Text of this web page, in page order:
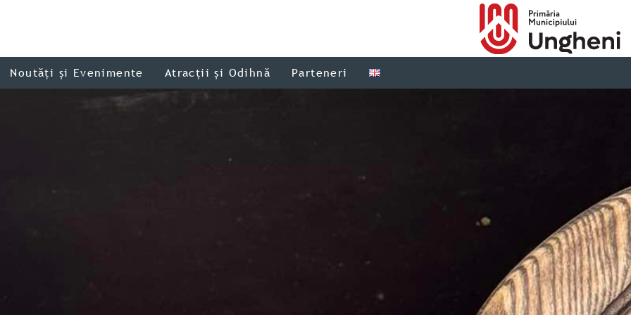
Noutăți și Evenimente Atracții și Odihnă Parteneri